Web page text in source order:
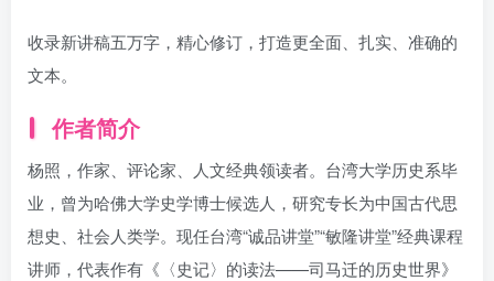
收录新讲稿五万字，精心修订，打造更全面、扎实、准确的
文本。
作者简介
杨照，作家、评论家、人文经典领读者。台湾大学历史系毕
业，曾为哈佛大学史学博士候选人，研究专长为中国古代思
想史、社会人类学。现任台湾“诚品讲堂”“敏隆讲堂”经典课程
讲师，代表作有《〈史记〉的读法——司马迁的历史世界》